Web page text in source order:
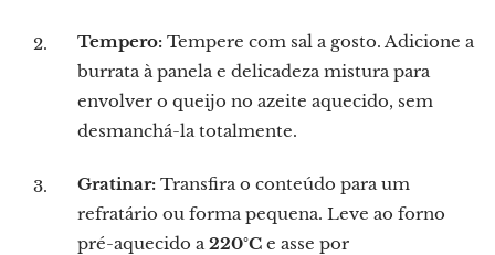
Tempero: Tempere com sal a gosto. Adicione a
burrata à panela e delicadeza mistura para
envolver o queijo no azeite aquecido, sem
desmanchá-la totalmente.
Gratinar: Transfira o conteúdo para um
refratário ou forma pequena. Leve ao forno
pré-aquecido a220°C e asse por